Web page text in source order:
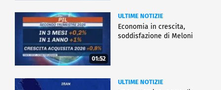
01:52
ULTIME NOTIZIE
Economia in crescita,
soddisfazione di Meloni
ULTIME NOTIZIE